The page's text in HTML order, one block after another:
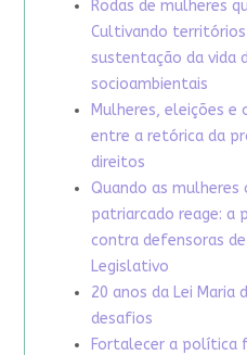
Rodas de mulheres
Cultivando
sustentação da vida
socioambientais
Mulheres, eleições e
entre a retórica da
direitos
Quando as mulheres
patriarcado reage: a
contra defensoras
Legislativo
20 anos da Lei Maria
desafios
Fortalecer a política